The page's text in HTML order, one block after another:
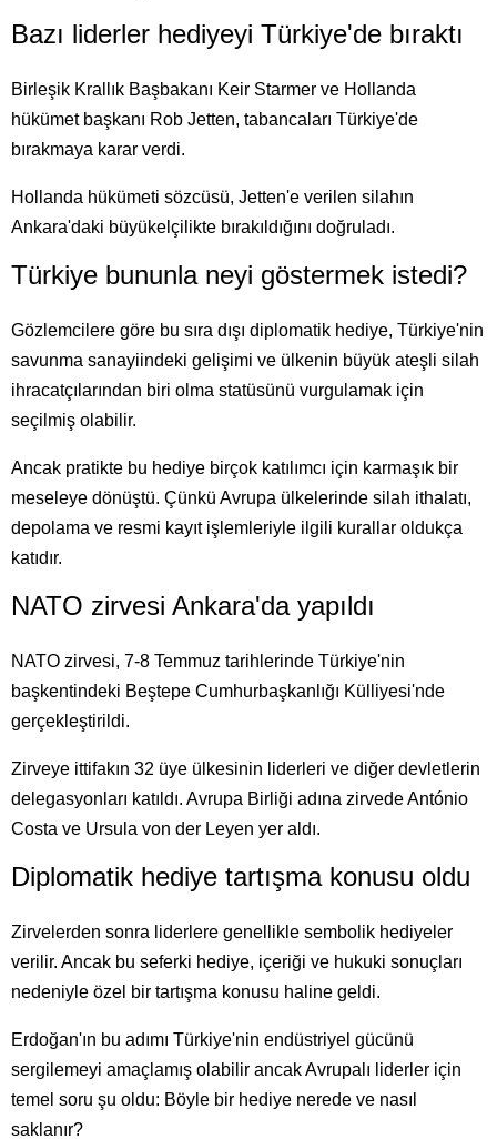
Bazı liderler hediyeyi Türkiye'de bıraktı
Birleşik Krallık Başbakanı Keir Starmer ve Hollanda
hükümet başkanı Rob Jetten, tabancaları Türkiye'de
bırakmaya karar verdi.
Hollanda hükümeti sözcüsü, Jetten'e verilen silahın
Ankara'daki büyükelçilikte bırakıldığını doğruladı.
Türkiye bununla neyi göstermek istedi?
Gözlemcilere göre bu sıra dışı diplomatik hediye, Türkiye'nin
savunma sanayiindeki gelişimi ve ülkenin büyük ateşli silah
ihracatçılarından biri olma statüsünü vurgulamak için
seçilmiş olabilir.
Ancak pratikte bu hediye birçok katılımcı için karmaşık bir
meseleye dönüştü. Çünkü Avrupa ülkelerinde silah ithalatı,
depolama ve resmi kayıt işlemleriyle ilgili kurallar oldukça
katıdır.
NATO zirvesi Ankara'da yapıldı
NATO zirvesi, 7-8 Temmuz tarihlerinde Türkiye'nin
başkentindeki Beştepe Cumhurbaşkanlığı Külliyesi'nde
gerçekleştirildi.
Zirveye ittifakın 32 üye ülkesinin liderleri ve diğer devletlerin
delegasyonları katıldı. Avrupa Birliği adına zirvede António
Costa ve Ursula von der Leyen yer aldı.
Diplomatik hediye tartışma konusu oldu
Zirvelerden sonra liderlere genellikle sembolik hediyeler
verilir. Ancak bu seferki hediye, içeriği ve hukuki sonuçları
nedeniyle özel bir tartışma konusu haline geldi.
Erdoğan'ın bu adımı Türkiye'nin endüstriyel gücünü
sergilemeyi amaçlamış olabilir ancak Avrupalı liderler için
temel soru şu oldu: Böyle bir hediye nerede ve nasıl
saklanır?